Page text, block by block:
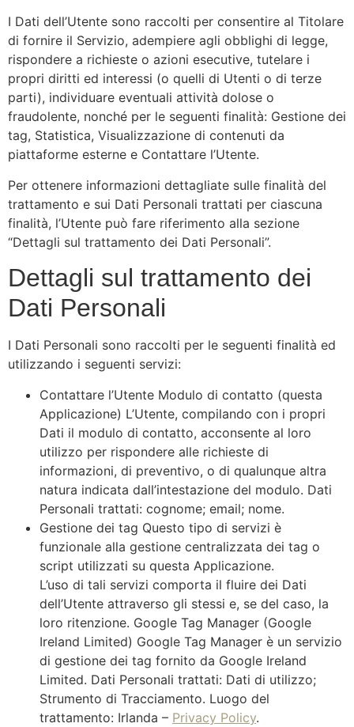
I Dati dell’Utente sono raccolti per consentire al Titolare
di fornire il Servizio, adempiere agli obblighi di legge,
rispondere a richieste o azioni esecutive, tutelare i
propri diritti ed interessi (o quelli di Utenti o di terze
parti), individuare eventuali attività dolose o
fraudolente, nonché per le seguenti finalità: Gestione dei
tag, Statistica, Visualizzazione di contenuti da
piattaforme esterne e Contattare l’Utente.
Per ottenere informazioni dettagliate sulle finalità del
trattamento e sui Dati Personali trattati per ciascuna
finalità, l’Utente può fare riferimento alla sezione
“Dettagli sul trattamento dei Dati Personali”.
Dettagli sul trattamento dei
Dati Personali
I Dati Personali sono raccolti per le seguenti finalità ed
utilizzando i seguenti servizi:
Contattare l’Utente Modulo di contatto (questa
Applicazione) L’Utente, compilando con i propri
Dati il modulo di contatto, acconsente al loro
utilizzo per rispondere alle richieste di
informazioni, di preventivo, o di qualunque altra
natura indicata dall’intestazione del modulo. Dati
Personali trattati: cognome; email; nome.
Gestione dei tag Questo tipo di servizi è
funzionale alla gestione centralizzata dei tag o
script utilizzati su questa Applicazione.
L’uso di tali servizi comporta il fluire dei Dati
dell’Utente attraverso gli stessi e, se del caso, la
loro ritenzione. Google Tag Manager (Google
Ireland Limited) Google Tag Manager è un servizio
di gestione dei tag fornito da Google Ireland
Limited. Dati Personali trattati: Dati di utilizzo;
Strumento di Tracciamento. Luogo del
trattamento: Irlanda – Privacy Policy.